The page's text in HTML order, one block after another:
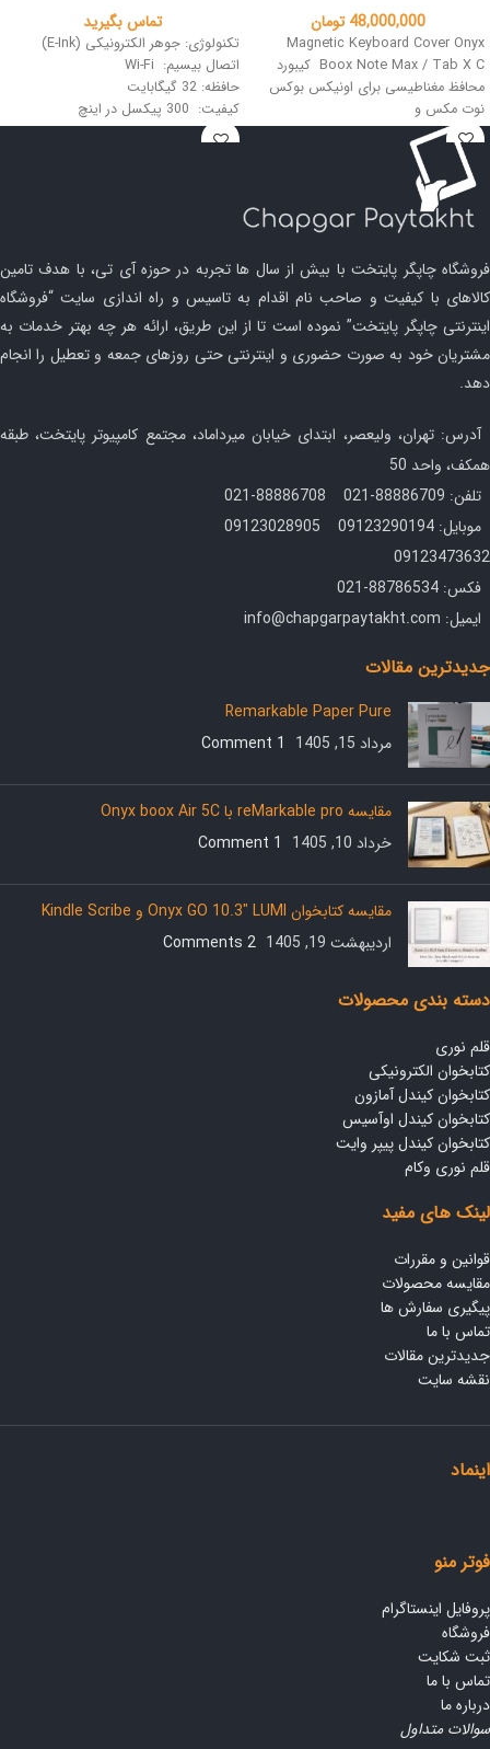
48,000,000 تومان
Magnetic Keyboard Cover Onyx
Boox Note Max / Tab X C کیبورد
محافظ مغناطیسی برای اونیکس بوکس
نوت مکس و
تماس بگیرید
تکنولوژی: جوهر الکترونیکی (E-Ink)
اتصال بیسیم: Wi-Fi
حافظه: 32 گیگابایت
کیفیت: 300 پیکسل در اینچ
سایز: 6.8 اینچ
فروشگاه چاپگر پایتخت با بیش از سال ها تجربه در حوزه آی تی، با هدف تامین
کالاهای با کیفیت و صاحب نام اقدام به تاسیس و راه اندازی سایت “فروشگاه
اینترنتی چاپگر پایتخت” نموده است تا از این طریق، ارائه هر چه بهتر خدمات به
مشتریان خود به صورت حضوری و اینترنتی حتی روزهای جمعه و تعطیل را انجام
دهد.
آدرس: تهران، ولیعصر، ابتدای خیابان میرداماد، مجتمع کامپیوتر پایتخت، طبقه
همکف، واحد 50
تلفن: 88886709-021 88886708-021
موبایل: 09123290194 09123028905
09123473632
فکس: 88786534-021
ایمیل: info@chapgarpaytakht.com
جدیدترین مقالات
Remarkable Paper Pure
مرداد 15, 1405
1 Comment
مقایسه reMarkable pro با Onyx boox Air 5C
خرداد 10, 1405
1 Comment
مقایسه کتابخوان Onyx GO 10.3″ LUMI و Kindle Scribe
اردیبهشت 19, 1405
2 Comments
دسته بندی محصولات
قلم نوری
کتابخوان الکترونیکی
کتابخوان کیندل آمازون
کتابخوان کیندل اوآسیس
کتابخوان کیندل پیپر وایت
قلم نوری وکام
لینک های مفید
قوانین و مقررات
مقایسه محصولات
پیگیری سفارش ها
تماس با ما
جدیدترین مقالات
نقشه سایت
اینماد
فوتر منو
پروفایل اینستاگرام
فروشگاه
ثبت شکایت
تماس با ما
درباره ما
سوالات متداول